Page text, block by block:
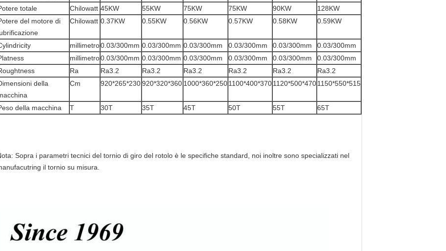
totale
Chilowatt 45KW 55KW 75KW 75KW 90KW
128KW
del motore di
Chilowatt 0.37KW 0.55KW 0.56KW 0.57KW 0.58KW 0.59KW
millimetro0.03/300mm 0.03/300mm 0.03/300mm 0.03/300mm 0.03/300mm
0.03/300mm
millimetro0.03/300mm 0.03/300mm 0.03/300mm 0.03/300mm 0.03/300mm
0.03/300mm
Ra Ra3.2 Ra3.2 Ra3.2 Ra3.2 Ra3.2
Ra3.2
della
Cm 920*265*230920*320*360 1000*360*2501100*400*3701120*500*4701150*550*515
della macchina T 30T 35T 45T 50T 55T 65T
Sopra i parametri tecnici del tornio di giro del rotolo è le specifiche standard, noi inoltre sono specializzati nel
il tornio su misura.